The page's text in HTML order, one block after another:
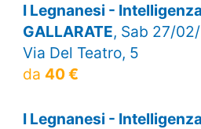
I Legnanesi -
GALLARATE, Sab 27/
Via Del Teatro, 5
da 40 €
I Legnanesi -